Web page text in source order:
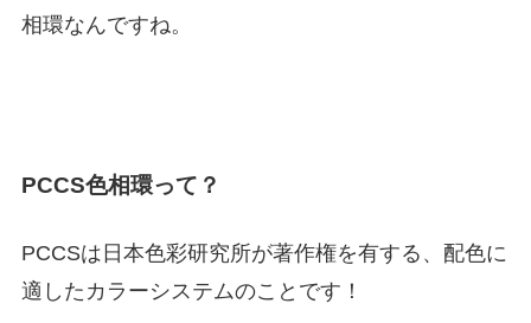
相環なんですね。
PCCS色相環って？
PCCSは日本色彩研究所が著作権を有する、配色に
適したカラーシステムのことです！